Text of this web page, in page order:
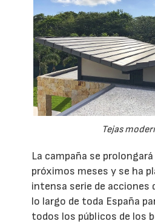
Tejas
La campaña se
próximos meses y se ha
intensa serie de acciones
lo largo de toda España
todos los públicos de los